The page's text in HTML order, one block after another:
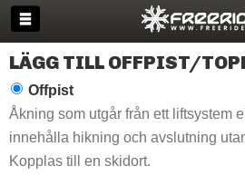
LÄGG TILL OFFPIST/
Offpist
Åkning som utgår från ett liftsystem
innehålla hikning och avslutning
Kopplas till en skidort.